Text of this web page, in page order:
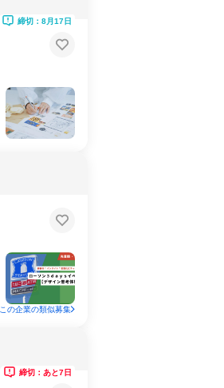
締切：8月17日
この企業の類似募集
締切：あと7日